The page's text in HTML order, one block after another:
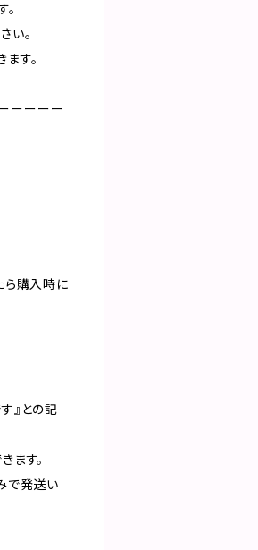
い。
す。
ーーーー
ら購入時に
』との記
ます。​
で発送い